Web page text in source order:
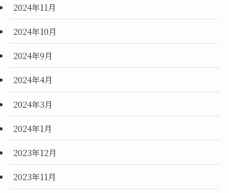
2024年11月
2024年10月
2024年9月
2024年4月
2024年3月
2024年1月
2023年12月
2023年11月